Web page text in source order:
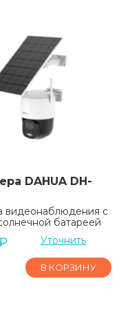
DAHUA DH-
видеонаблюдения с
батареей
Уточнить
В КОРЗИНУ